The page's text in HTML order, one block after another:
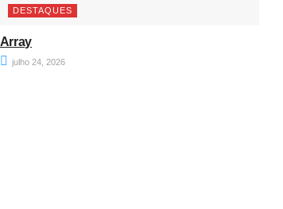
DESTAQUES
Array
julho 24, 2026